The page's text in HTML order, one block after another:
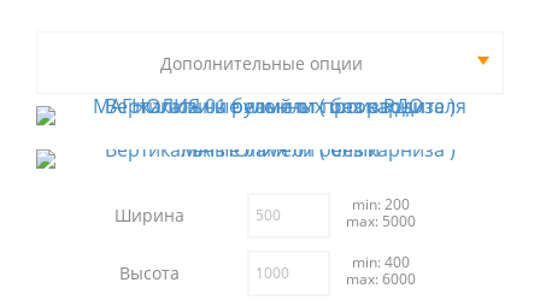
Дополнительные опции
Ширина
min: 200
max: 5000
Высота
min: 400
max: 6000